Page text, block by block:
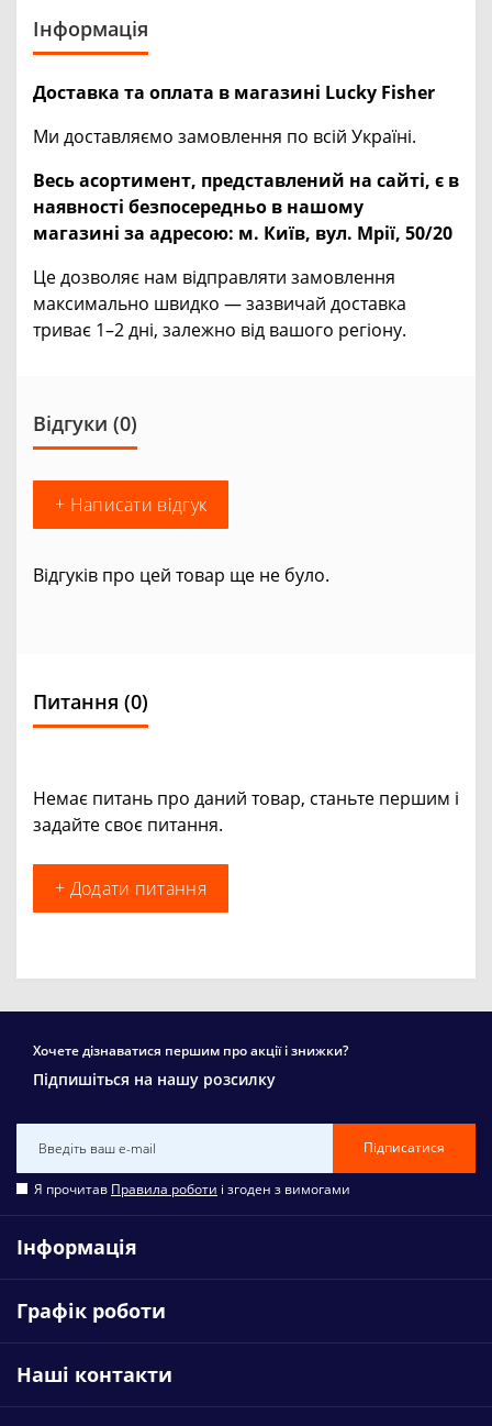
Інформація
Доставка та оплата в магазині Lucky Fisher
Ми доставляємо замовлення по всій Україні.
Весь асортимент, представлений на сайті, є в
наявності безпосередньо в нашому
магазині за адресою: м. Київ, вул. Мрії, 50/20
Це дозволяє нам відправляти замовлення
максимально швидко — зазвичай доставка
триває 1–2 дні, залежно від вашого регіону.
Відгуки (0)
+ Написати відгук
Відгуків про цей товар ще не було.
Питання (0)
Немає питань про даний товар, станьте першим і
задайте своє питання.
+ Додати питання
Хочете дізнаватися першим про акції і знижки?
Підпишіться на нашу розсилку
Підписатися
Я прочитав Правила роботи і згоден з вимогами
Інформація
Графік роботи
Наші контакти